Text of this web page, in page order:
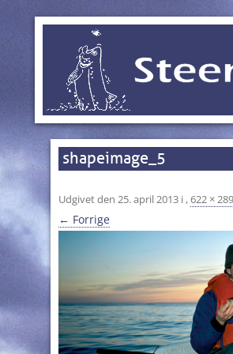
shapeimage_5
Udgivet den 25. april 2013 i ,622 × 289
← Forrige